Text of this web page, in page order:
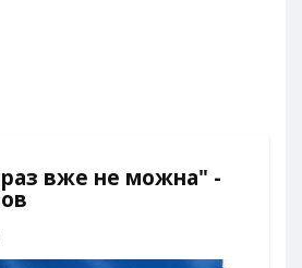
вже не можна" -